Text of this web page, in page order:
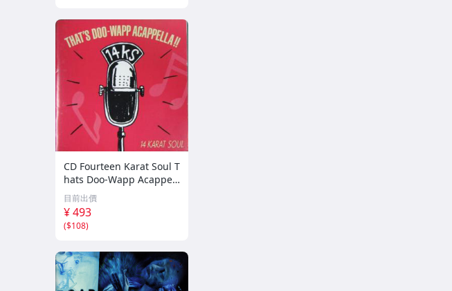
CD Fourteen Karat Soul T
hats Doo-Wapp Acappell
a PCCY00374 Canyon Int
ernational /00110
目前出價
¥ 493
($108)